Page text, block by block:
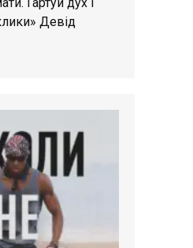
Девід